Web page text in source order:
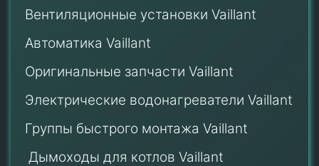
Вентиляционные установки Vaillant
Автоматика Vaillant
Оригинальные запчасти Vaillant
Электрические водонагреватели Vaillant
Группы быстрого монтажа Vaillant
Дымоходы для котлов Vaillant